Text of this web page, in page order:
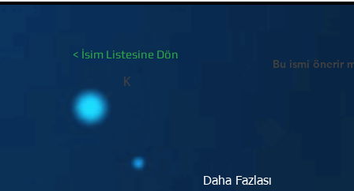
< İsim Listesine Dön
K
Bu ismi önerir
Daha Fazlası